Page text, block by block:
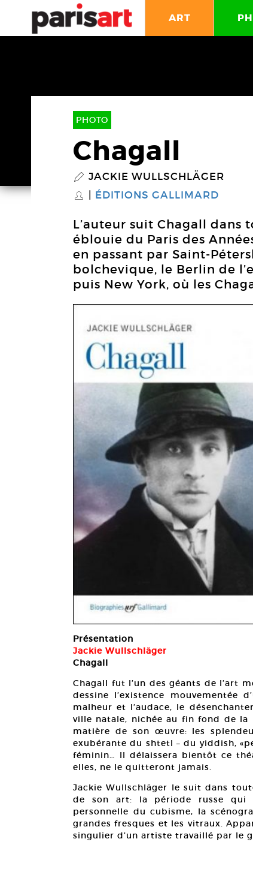
ART
PHOTO
Chagall
P JACKIE WULLSCHLÄGER
S ÉDITIONS GALLIMARD
L’auteur suit Chagall dans
éblouie du Paris des
en passant par Saint-
bolchevique, le Berlin de
puis New York, où les
Présentation
Jackie Wullschläger
Chagall
Chagall fut l’un des géants de l’art
dessine l’existence mouvementée
malheur et l’audace, le
ville natale, nichée au fin fond de la
matière de son œuvre: les
exubérante du shtetl – du yiddish,
féminin… Il délaissera bientôt ce
elles, ne le quitteront jamais.
Jackie Wullschläger le suit dans
de son art: la période russe qui
personnelle du cubisme, la
grandes fresques et les vitraux.
singulier d’un artiste travaillé par le